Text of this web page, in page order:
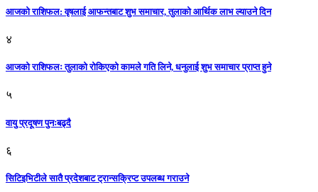
आजकाे राशिफल: वृषलाई आफन्तबाट शुभ समाचार, तुलाकाे आर्थिक लाभ ल्याउने दिन
४
आजको राशिफलः तुलाकाे रोकिएको कामले गति लिने, धनुलाई शुभ समाचार प्राप्त हुने
५
वायु प्रदूषण पुनःबढ्दै
६
सिटिइभिटीले सातै प्रदेशबाट ट्रान्सक्रिप्ट उपलब्ध गराउने